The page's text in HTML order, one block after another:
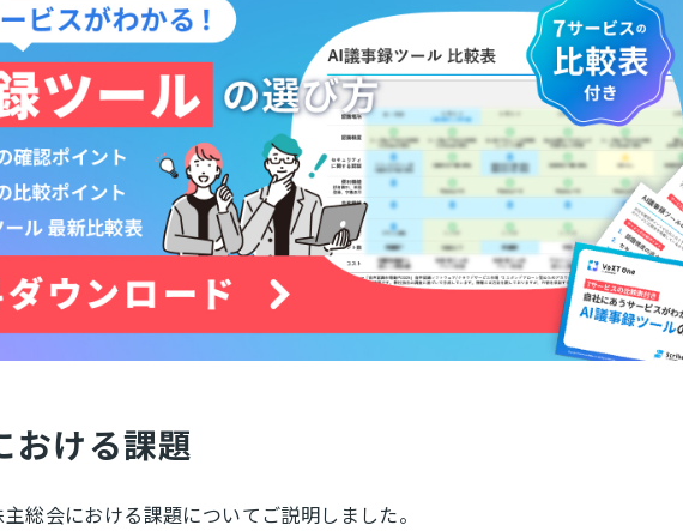
おける課題
総会における課題についてご説明しました。